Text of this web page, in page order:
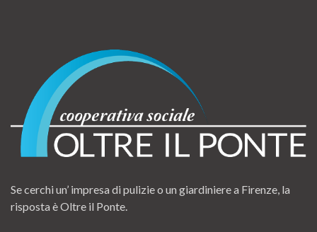
Se cerchi un’ impresa di pulizie o un giardiniere a Firenze, la
risposta è Oltre il Ponte.